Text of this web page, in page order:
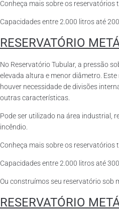
Conheça mais sobre os reservatórios
Capacidades entre 2.000 litros até
RESERVATÓRIO
No Reservatório Tubular, a pressão
elevada altura e menor diâmetro.
houver necessidade de divisões
outras características.
Pode ser utilizado na área industrial,
incêndio.
Conheça mais sobre os reservatórios
Capacidades entre 2.000 litros até
Ou construímos seu reservatório sob
RESERVATÓRIO